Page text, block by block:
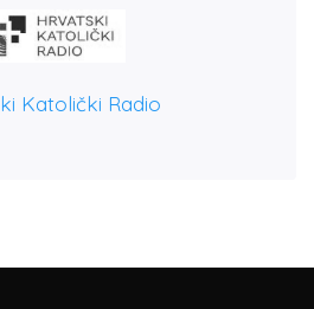
Katolički Radio